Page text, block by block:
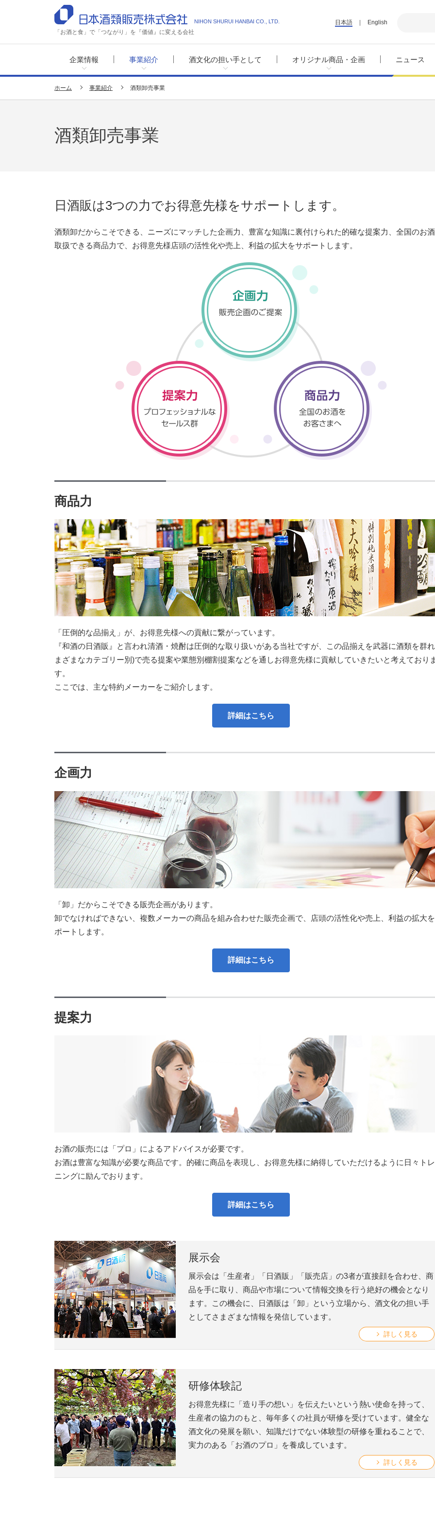
NIHON SHURUI HANBAI CO., LTD.
「お酒と食」で「つながり」を『価値』に変える会社
企業情報 事業紹介 酒文化の担い手として オリジナル商品・企画 ニュース
日本語 English
ホーム 事業紹介 酒類卸売事業
酒類卸売事業
日酒販は3つの力でお得意先様をサポートします。
酒類卸だからこそできる、ニーズにマッチした企画力、豊富な知識に裏付けられた的確な提案力、全国のお
取扱できる商品力で、お得意先様店頭の活性化や売上、利益の拡大をサポートします。
商品力
「圧倒的な品揃え」が、お得意先様への貢献に繋がっています。
『和酒の日酒販』と言われ清酒・焼酎は圧倒的な取り扱いがある当社ですが、この品揃えを武器に酒類を群
まざまなカテゴリー別)で売る提案や業態別棚割提案などを通しお得意先様に貢献していきたいと考えており
す。
ここでは、主な特約メーカーをご紹介します。
詳細はこちら
企画力
「卸」だからこそできる販売企画があります。
卸でなければできない、複数メーカーの商品を組み合わせた販売企画で、店頭の活性化や売上、利益の拡大
ポートします。
詳細はこちら
提案力
お酒の販売には「プロ」によるアドバイスが必要です。
お酒は豊富な知識が必要な商品です。的確に商品を表現し、お得意先様に納得していただけるように日々ト
ニングに励んでおります。
詳細はこちら
展示会
展示会は「生産者」「日酒販」「販売店」の3者が直接顔を合わせ、商
品を手に取り、商品や市場について情報交換を行う絶好の機会となり
ます。この機会に、日酒販は「卸」という立場から、酒文化の担い手
としてさまざまな情報を発信しています。
詳しく見る
研修体験記
お得意先様に「造り手の想い」を伝えたいという熱い使命を持って、
生産者の協力のもと、毎年多くの社員が研修を受けています。健全な
酒文化の発展を願い、知識だけでない体験型の研修を重ねることで、
実力のある「お酒のプロ」を養成しています。
詳しく見る